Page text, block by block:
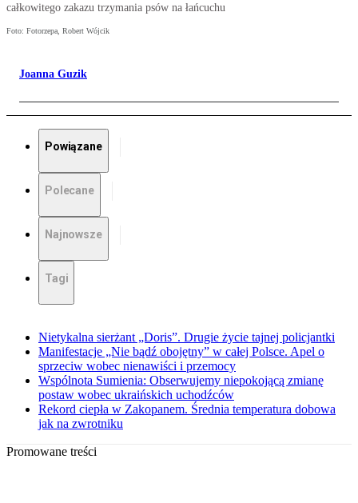
całkowitego zakazu trzymania psów na łańcuchu
Foto: Fotorzepa, Robert Wójcik
Joanna Guzik
Powiązane
Polecane
Najnowsze
Tagi
Nietykalna sierżant „Doris”. Drugie życie tajnej policjantki
Manifestacje „Nie bądź obojętny” w całej Polsce. Apel o
sprzeciw wobec nienawiści i przemocy
Wspólnota Sumienia: Obserwujemy niepokojącą zmianę
postaw wobec ukraińskich uchodźców
Rekord ciepła w Zakopanem. Średnia temperatura dobowa
jak na zwrotniku
Promowane treści